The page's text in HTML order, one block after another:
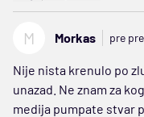
M Morkas pre
Nije nista krenulo po
unazad. Ne znam za
medija pumpate stvar